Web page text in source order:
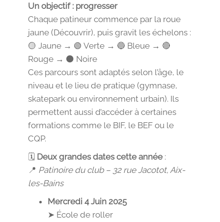
Un objectif : progresser
Chaque patineur commence par la roue
jaune (Découvrir), puis gravit les échelons :
🟡 Jaune → 🟢 Verte → 🔵 Bleue → 🔴
Rouge → ⚫ Noire
Ces parcours sont adaptés selon l’âge, le
niveau et le lieu de pratique (gymnase,
skatepark ou environnement urbain). Ils
permettent aussi d’accéder à certaines
formations comme le BIF, le BEF ou le
CQP.
🗓️ Deux grandes dates cette année:
📍 Patinoire du club – 32 rue Jacotot, Aix-
les-Bains
Mercredi 4 Juin 2025
➤ École de roller